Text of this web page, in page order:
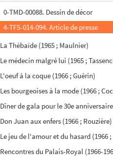
0-TMD-00088. Dessin de décor
4-TFS-014-094. Article de presse
La Thébaïde (1965 ; Maulnier)
Le médecin malgré lui (1965 ;
L'oeuf à la coque (1966 ; Guérin)
Les bourgeoises à la mode (1966 ;
Dîner de gala pour le 30e
Don Juan aux enfers (1966 ; Rouzière)
Le jeu de l'amour et du hasard (1966
Rencontres du Palais-Royal (1966-